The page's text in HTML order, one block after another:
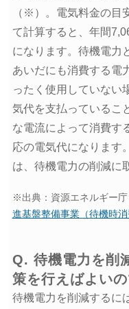
（※）。電気料金の目
て計算すると、年間
になります。待機電力
あいだにも消費する電
ったく使用していない
気代を支払っているこ
な電流によって消費す
応の電気代になります
は、待機電力の削減に
※出典：資源エネルギー庁
進基盤整備事業（待機時
Q. 待機電力を削
策を行えばよい
待機電力を削減するに